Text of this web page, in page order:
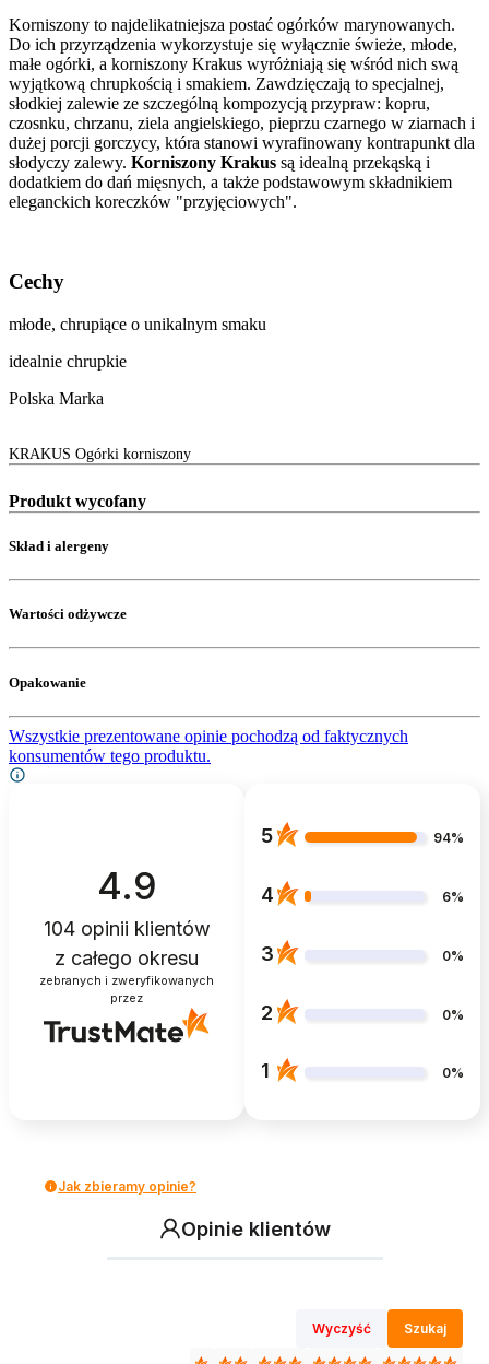
Korniszony to najdelikatniejsza postać ogórków marynowanych.
Do ich przyrządzenia wykorzystuje się wyłącznie świeże, młode,
małe ogórki, a korniszony Krakus wyróżniają się wśród nich swą
wyjątkową chrupkością i smakiem. Zawdzięczają to specjalnej,
słodkiej zalewie ze szczególną kompozycją przypraw: kopru,
czosnku, chrzanu, ziela angielskiego, pieprzu czarnego w ziarnach i
dużej porcji gorczycy, która stanowi wyrafinowany kontrapunkt dla
słodyczy zalewy. Korniszony Krakus są idealną przekąską i
dodatkiem do dań mięsnych, a także podstawowym składnikiem
eleganckich koreczków "przyjęciowych".
Cechy
młode, chrupiące o unikalnym smaku
idealnie chrupkie
Polska Marka
KRAKUS Ogórki korniszony
Produkt wycofany
Skład i alergeny
Wartości odżywcze
Opakowanie
Wszystkie prezentowane opinie pochodzą od faktycznych
konsumentów tego produktu.
4.9
104opinii klientów
z całego okresu
zebranych i zweryfikowanych
przez
5 94%
4 6%
3 0%
2 0%
1 0%
Jak zbieramy opinie?
Opinie klientów
Wyczyść Szukaj